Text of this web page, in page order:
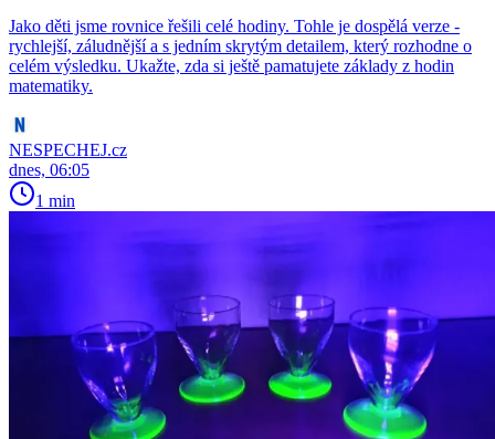
Jako děti jsme rovnice řešili celé hodiny. Tohle je dospělá verze -
rychlejší, záludnější a s jedním skrytým detailem, který rozhodne o
celém výsledku. Ukažte, zda si ještě pamatujete základy z hodin
matematiky.
NESPECHEJ.cz
dnes, 06:05
1 min